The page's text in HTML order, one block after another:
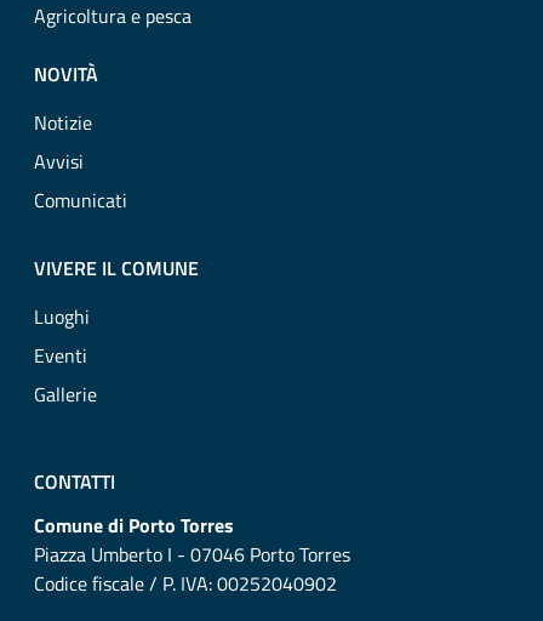
Agricoltura e pesca
NOVITÀ
Notizie
Avvisi
Comunicati
VIVERE IL COMUNE
Luoghi
Eventi
Gallerie
CONTATTI
Comune di Porto Torres
Piazza Umberto I - 07046 Porto Torres
Codice fiscale / P. IVA: 00252040902